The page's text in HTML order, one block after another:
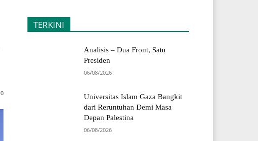
0
TERKINI
Analisis – Dua Front, Satu
Presiden
06/08/2026
Universitas Islam Gaza Bangkit
dari Reruntuhan Demi Masa
Depan Palestina
06/08/2026